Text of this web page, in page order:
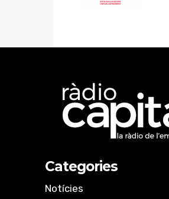
Categories
Notícies